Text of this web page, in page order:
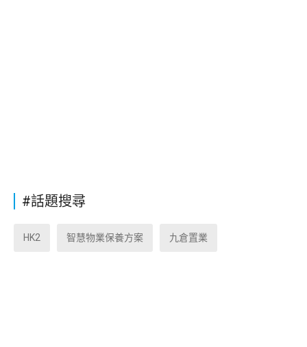
#話題搜尋
HK2 智慧物業保養方案 九倉置業